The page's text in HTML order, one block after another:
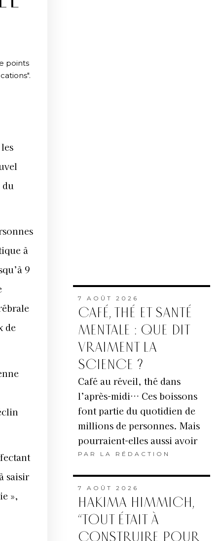
points
à
9
de
saisir
»,
7 AOÛT 2026
CAFÉ, THÉ ET SANTÉ
MENTALE : QUE DIT
VRAIMENT LA
SCIENCE ?
Café au réveil, thé dans
l’après-midi… Ces boissons
font partie du quotidien de
millions de personnes. Mais
pourraient-elles aussi avoir
PAR LA RÉDACTION
7 AOÛT 2026
HAKIMA HIMMICH,
“TOUT ÉTAIT À
CONSTRUIRE POUR